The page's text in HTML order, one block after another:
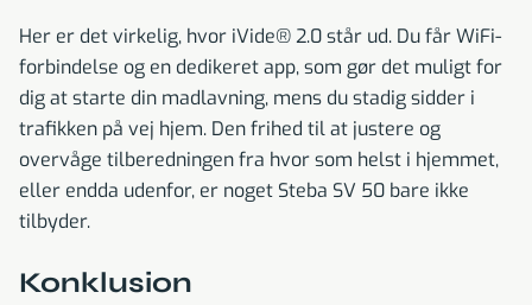
Her er det virkelig, hvor iVide® 2.0 står ud. Du får WiFi-
forbindelse og en dedikeret app, som gør det muligt for
dig at starte din madlavning, mens du stadig sidder i
trafikken på vej hjem. Den frihed til at justere og
overvåge tilberedningen fra hvor som helst i hjemmet,
eller endda udenfor, er noget Steba SV 50 bare ikke
tilbyder.
Konklusion